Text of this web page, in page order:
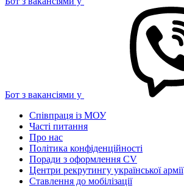
Бот з вакансіями у
Співпраця із МОУ
Часті питання
Про нас
Політика конфіденційності
Поради з оформлення CV
Центри рекрутингу української армії
Ставлення до мобілізації